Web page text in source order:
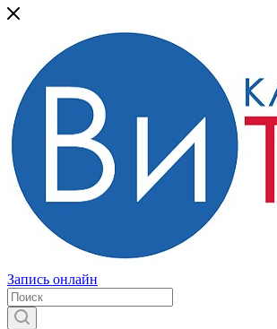
Запись онлайн